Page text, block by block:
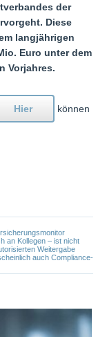
der
Diese
langjährigen
Euro unter dem
Vorjahres.
Hier
können
an Kollegen – ist nicht
Weitergabe
auch Compliance-